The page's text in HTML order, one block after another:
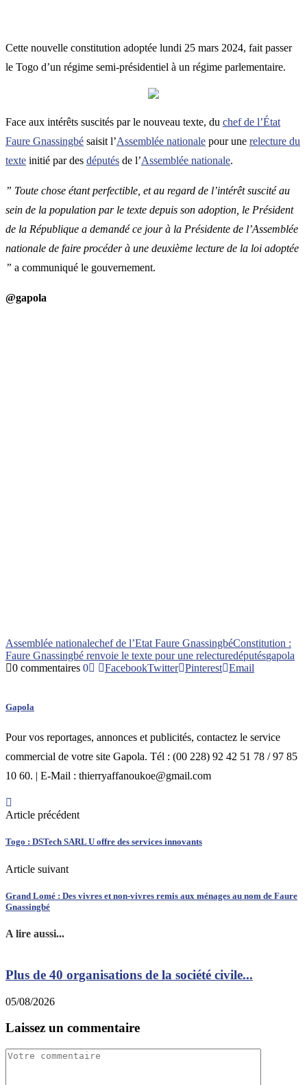
Cette nouvelle constitution adoptée lundi 25 mars 2024, fait passer
le Togo d’un régime semi-présidentiel à un régime parlementaire.
Face aux intérêts suscités par le nouveau texte, du chef de l’État
Faure Gnassingbé saisit l’Assemblée nationale pour une relecture du
texte initié par des députés de l’Assemblée nationale.
” Toute chose étant perfectible, et au regard de l’intérêt suscité au
sein de la population par le texte depuis son adoption, le Président
de la République a demandé ce jour à la Présidente de l’Assemblée
nationale de faire procéder à une deuxième lecture de la loi adoptée
” a communiqué le gouvernement.
@gapola
Assemblée nationalechef de l’Etat Faure GnassingbéConstitution :
Faure Gnassingbé renvoie le texte pour une relecturedéputésgapola
0 commentaires 0 FacebookTwitter Pinterest Email
Gapola
Pour vos reportages, annonces et publicités, contactez le service
commercial de votre site Gapola. Tél : (00 228) 92 42 51 78 / 97 85
10 60. | E-Mail : thierryaffanoukoe@gmail.com
Article précédent
Togo : DSTech SARL U offre des services innovants
Article suivant
Grand Lomé : Des vivres et non-vivres remis aux ménages au nom de Faure
Gnassingbé
A lire aussi...
Plus de 40 organisations de la société civile...
05/08/2026
Laissez un commentaire